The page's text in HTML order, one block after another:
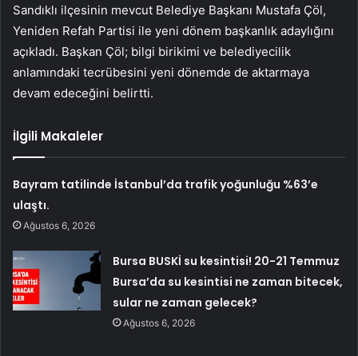
Sandıklı ilçesinin mevcut Belediye Başkanı Mustafa Çöl,
Yeniden Refah Partisi ile yeni dönem başkanlık adaylığını
açıkladı. Başkan Çöl; bilgi birikimi ve belediyecilik
anlamındaki tecrübesini yeni dönemde de aktarmaya
devam edeceğini belirtti.
İlgili Makaleler
Bayram tatilinde İstanbul’da trafik yoğunluğu %63’e
ulaştı.
Ağustos 6, 2026
Bursa BUSKİ su kesintisi! 20-21 Temmuz
Bursa’da su kesintisi ne zaman bitecek,
sular ne zaman gelecek?
Ağustos 6, 2026